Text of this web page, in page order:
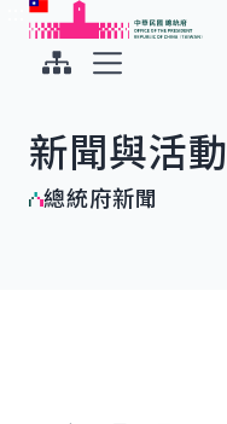
跳到主要內容
中華民國總統府
新聞與活動
總統府新聞